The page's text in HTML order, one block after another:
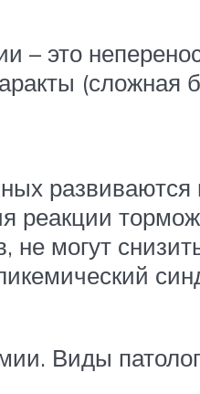
– это
(сложная
реакции
могут
Виды